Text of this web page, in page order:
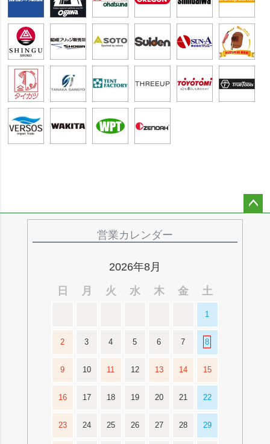
営業カレンダー
2026年8月
日
月 火 水 木 金 土
1
2 3 4 5 6 7 8
9 10 11 12 13 14 15
16 17 18 19 20 21 22
23 24 25 26 27 28 29